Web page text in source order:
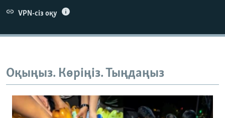
VPN-сіз оқу
Оқыңыз. Көріңіз. Тыңдаңыз